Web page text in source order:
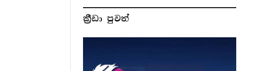
ක්‍රීඩා පුවත්